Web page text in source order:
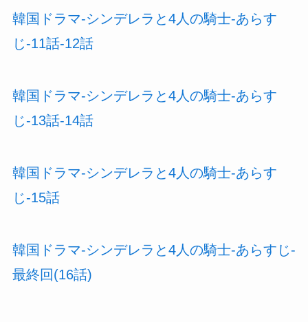
韓国ドラマ-シンデレラと4人の騎士-あらす
じ-11話-12話
韓国ドラマ-シンデレラと4人の騎士-あらす
じ-13話-14話
韓国ドラマ-シンデレラと4人の騎士-あらす
じ-15話
韓国ドラマ-シンデレラと4人の騎士-あらすじ-
最終回(16話)